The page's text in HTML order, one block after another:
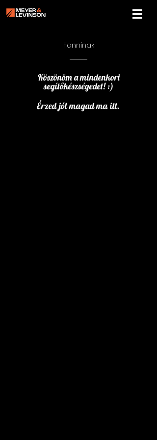
Fanninak
Köszönöm a mindenkori
segítőkészségedet! :)
Érzed jól magad ma itt.